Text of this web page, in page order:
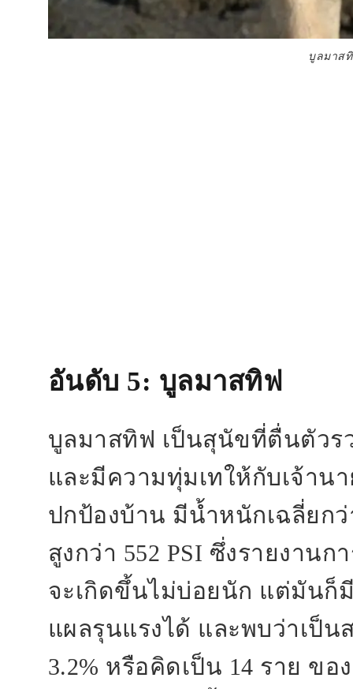
บูลมาส
อันดับ 5: บูลมาสทิฟ
บูลมาสทิฟ เป็นสุนัขที่ตื่นตัวร
และมีความทุ่มเทให้กับเจ้าน
ปกป้องบ้าน มีน้ำหนักเฉลี่ยก
สูงกว่า 552 PSI ซึ่งรายงาน
จะเกิดขึ้นไม่บ่อยนัก แต่มัน
แผลรุนแรงได้ และพบว่าเป็น
3.2% หรือคิดเป็น 14 ราย ข